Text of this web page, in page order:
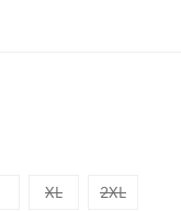
XL 2XL